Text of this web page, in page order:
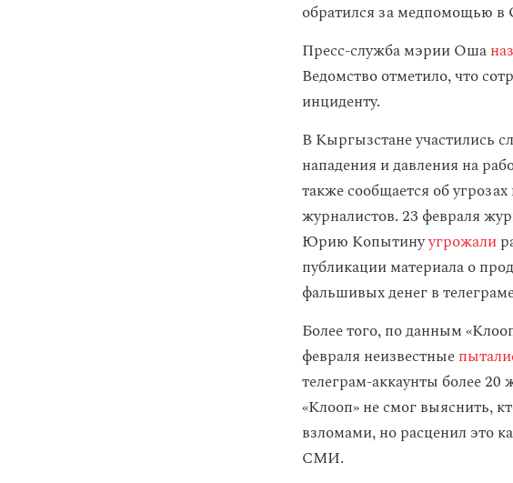
обратился за медпомощью
Пресс-служба мэрии Оша
Ведомство отметило, что
инциденту.
В Кыргызстане участились
нападения и давления на
также сообщается об угрозах
журналистов. 23 февраля
Юрию Копытинуугрожали
публикации материала о
фальшивых денег в
Более того, по данным
февраля неизвестные
телеграм-аккаунты более 20
«Клооп» не смог выяснить,
взломами, но расценил это
СМИ.